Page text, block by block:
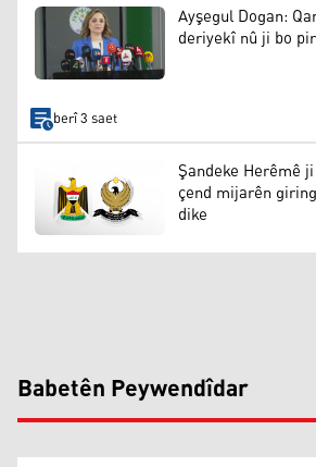
Ayşegul Dogan:
deriyekî nû ji bo
berî 3 saet
Şandeke Herêmê
çend mijarên
dike
Babetên Peywendîdar